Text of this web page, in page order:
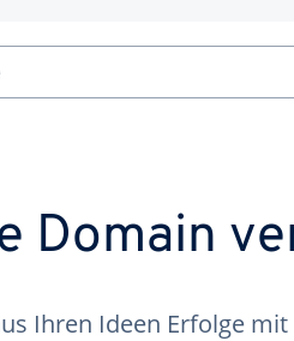
Domain
Ihren Ideen Erfolge